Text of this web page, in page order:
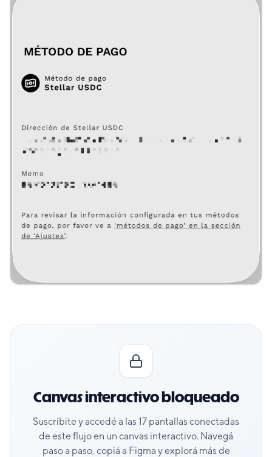
Canvas interactivo bloqueado
Suscribite y accedé a las 17 pantallas conectadas
de este flujo en un canvas interactivo. Navegá
paso a paso, copiá a Figma y explorá más de